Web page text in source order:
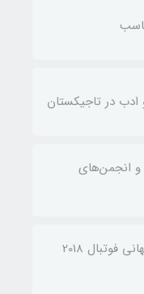
ادب در تاجیکستان
و انجمن‌های
یک نگاه کوتاه به جام جهانی فوتبال 2018